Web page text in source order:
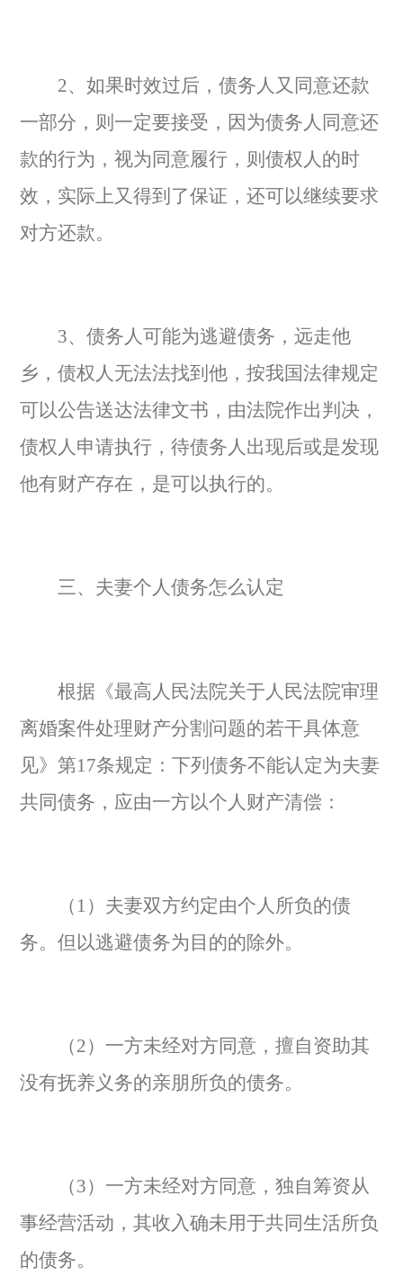
2、如果时效过后，债务人又同意还款
一部分，则一定要接受，因为债务人同意还
款的行为，视为同意履行，则债权人的时
效，实际上又得到了保证，还可以继续要求
对方还款。
3、债务人可能为逃避债务，远走他
乡，债权人无法法找到他，按我国法律规定
可以公告送达法律文书，由法院作出判决，
债权人申请执行，待债务人出现后或是发现
他有财产存在，是可以执行的。
三、夫妻个人债务怎么认定
根据《最高人民法院关于人民法院审理
离婚案件处理财产分割问题的若干具体意
见》第17条规定：下列债务不能认定为夫妻
共同债务，应由一方以个人财产清偿：
（1）夫妻双方约定由个人所负的债
务。但以逃避债务为目的的除外。
（2）一方未经对方同意，擅自资助其
没有抚养义务的亲朋所负的债务。
（3）一方未经对方同意，独自筹资从
事经营活动，其收入确未用于共同生活所负
的债务。